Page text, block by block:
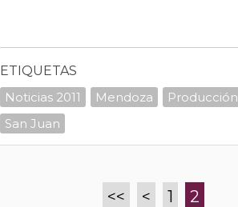
ETIQUETAS
Noticias 2011
Mendoza
Producción
San Juan
<< < 1 2